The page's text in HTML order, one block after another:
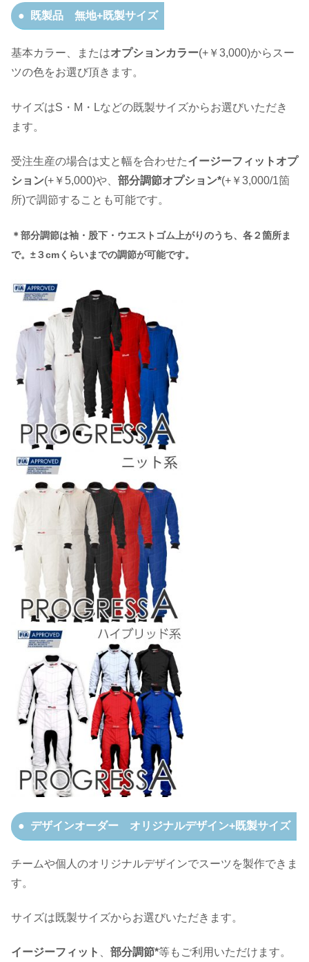
既製品 無地+既製サイズ
基本カラー、またはオプションカラー(+￥3,000)からスー
ツの色をお選び頂きます。
サイズはS・M・Lなどの既製サイズからお選びいただき
ます。
受注生産の場合は丈と幅を合わせたイージーフィットオプ
ション(+￥5,000)や、 部分調節オプション*(+￥3,000/1箇
所)で調節することも可能です。
＊部分調節は袖・股下・ウエストゴム上がりのうち、各２箇所ま
で。 ±３cmくらいまでの調節が可能です。
デザインオーダー オリジナルデザイン+既製サイズ
チームや個人のオリジナルデザインでスーツを製作できま
す。
サイズは既製サイズからお選びいただきます。
イージーフィット 、 部分調節*等もご利用いただけます。